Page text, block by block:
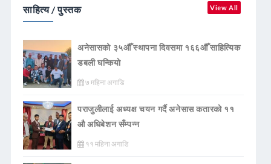
साहित्य / पुस्तक View All
अनेसासको ३५औँ स्थापना दिवसमा १६६औँ साहित्यिक
डबली घन्कियाे
७ महिना अगाडि
पराजुलीलाई अध्यक्ष चयन गर्दै अनेसास कतारको ११
औ अधिबेशन सँम्पन्न
११ महिना अगाडि